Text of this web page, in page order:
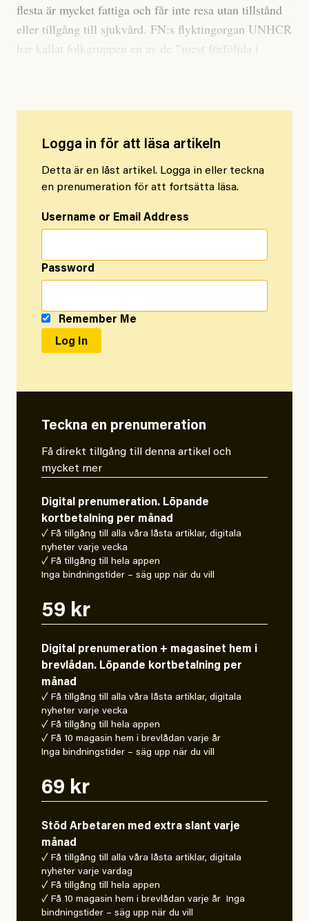
flesta är mycket fattiga och får inte resa utan tillstånd
eller tillgång till sjukvård. FN:s flyktingorgan UNHCR
har kallat folkgruppen en av de ”mest förföljda i
Logga in för att läsa artikeln
Detta är en låst artikel. Logga in eller teckna
en prenumeration för att fortsätta läsa.
Username or Email Address
Password
Remember Me
Teckna en prenumeration
Få direkt tillgång till denna artikel och
mycket mer
Digital prenumeration. Löpande
kortbetalning per månad
✓ Få tillgång till alla våra låsta artiklar, digitala
nyheter varje vecka
✓ Få tillgång till hela appen
Inga bindningstider – säg upp när du vill
59 kr
Digital prenumeration + magasinet hem i
brevlådan. Löpande kortbetalning per
månad
✓ Få tillgång till alla våra låsta artiklar, digitala
nyheter varje vecka
✓ Få tillgång till hela appen
✓ Få 10 magasin hem i brevlådan varje år
Inga bindningstider – säg upp när du vill
69 kr
Stöd Arbetaren med extra slant varje
månad
✓ Få tillgång till alla våra låsta artiklar, digitala
nyheter varje vardag
✓ Få tillgång till hela appen
✓ Få 10 magasin hem i brevlådan varje år Inga
bindningstider – säg upp när du vill